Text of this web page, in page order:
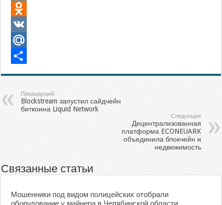
Twitter
Odnoklassniki
VK
Mail.Ru
Предыдущий
Blockstream запустил сайдчейн
биткоина Liquid Network
Следующее
Децентрализованная
платформа ECONEUARK
объединила блокчейн и
недвижимость
Связанные статьи
Мошенники под видом полицейских отобрали